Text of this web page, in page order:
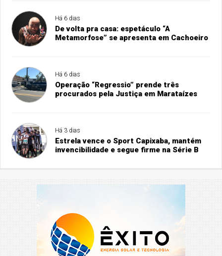
Há 6 dias
De volta pra casa: espetáculo “A
Metamorfose” se apresenta em Cachoeiro
Há 6 dias
Operação “Regressio” prende três
procurados pela Justiça em Marataízes
Há 3 dias
Estrela vence o Sport Capixaba, mantém
invencibilidade e segue firme na Série B